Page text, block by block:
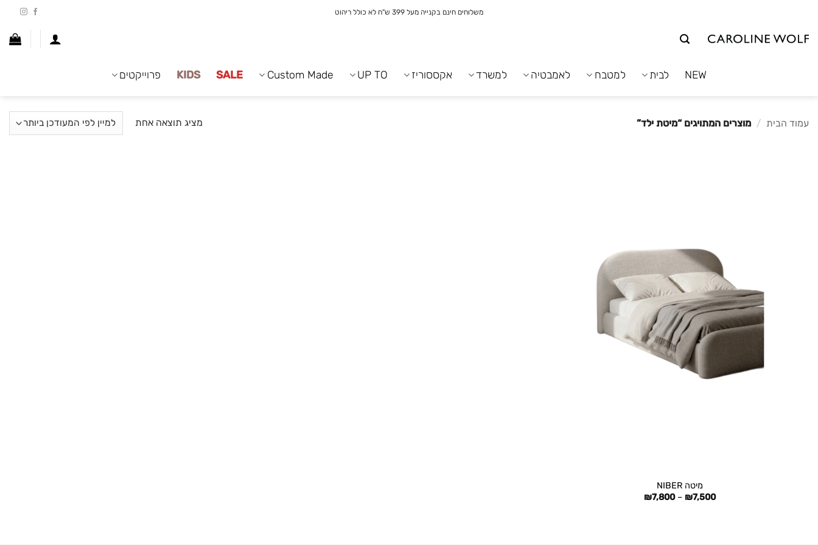
משלוחים חינם בקנייה מעל 399 ש"ח לא כולל ריהוט
NEW לבית למטבח לאמבטיה למשרד אקססוריז UP TO
Custom Made
SALE
KIDS פרוייקטים
עמוד הבית / מוצרים המתויגים “מיטת ילד” מציג תוצאה אחת
מיטה NIBER
₪7,500
–
₪7,800